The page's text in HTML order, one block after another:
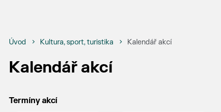
Úvod Kultura, sport, turistika Kalendář akcí
Kalendář akcí
Termíny akcí